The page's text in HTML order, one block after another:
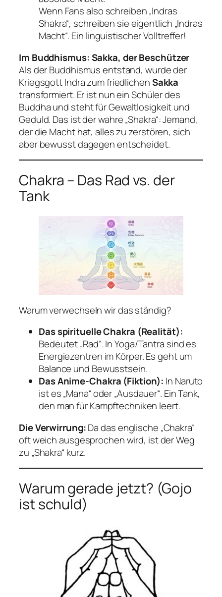
Wenn Fans also schreiben „Indras
Shakra“, schreiben sie eigentlich „Indras
Macht“. Ein linguistischer Volltreffer!
Im Buddhismus: Sakka, der Beschützer
Als der Buddhismus entstand, wurde der
Kriegsgott Indra zum friedlichenSakka
transformiert. Er ist nun ein Schüler des
Buddha und steht für Gewaltlosigkeit und
Geduld. Das ist der wahre „Shakra“: Jemand,
der die Macht hat, alles zu zerstören, sich
aber bewusst dagegen entscheidet.
Chakra – Das Rad vs. der
Tank
Warum verwechseln wir das ständig?
Das spirituelle Chakra (Realität):
Bedeutet „Rad“. In Yoga/Tantra sind es
Energiezentren im Körper. Es geht um
Balance und Bewusstsein.
Das Anime-Chakra (Fiktion): In Naruto
ist es „Mana“ oder „Ausdauer“. Ein Tank,
den man für Kampftechniken leert.
Die Verwirrung:Da das englische „Chakra“
oft weich ausgesprochen wird, ist der Weg
zu „Shakra“ kurz.
Warum gerade jetzt? (Gojo
ist schuld)